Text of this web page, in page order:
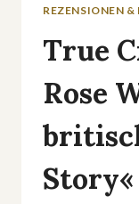
REZENSIONEN &
True
Rose
Story«